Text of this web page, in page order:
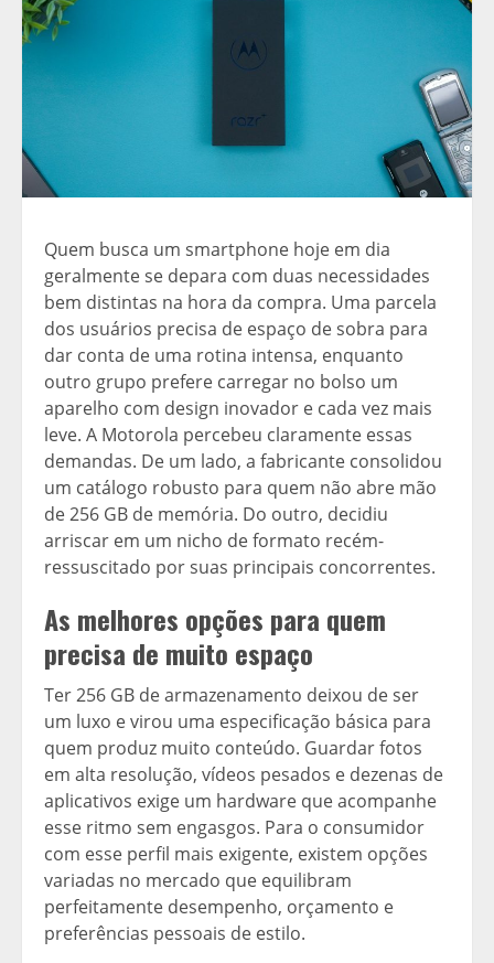
Quem busca um smartphone hoje em dia
geralmente se depara com duas necessidades
bem distintas na hora da compra. Uma parcela
dos usuários precisa de espaço de sobra para
dar conta de uma rotina intensa, enquanto
outro grupo prefere carregar no bolso um
aparelho com design inovador e cada vez mais
leve. A Motorola percebeu claramente essas
demandas. De um lado, a fabricante consolidou
um catálogo robusto para quem não abre mão
de 256 GB de memória. Do outro, decidiu
arriscar em um nicho de formato recém-
ressuscitado por suas principais concorrentes.
As melhores opções para quem
precisa de muito espaço
Ter 256 GB de armazenamento deixou de ser
um luxo e virou uma especificação básica para
quem produz muito conteúdo. Guardar fotos
em alta resolução, vídeos pesados e dezenas de
aplicativos exige um hardware que acompanhe
esse ritmo sem engasgos. Para o consumidor
com esse perfil mais exigente, existem opções
variadas no mercado que equilibram
perfeitamente desempenho, orçamento e
preferências pessoais de estilo.